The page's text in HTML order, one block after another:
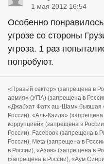
1 мая 2012 16:54
Особенно
угрозе со стороны
угроза. 1 раз
попробуют.
«Правый сектор» (запрещена в
армия» (УПА) (запрещена в
«Джабхат Фатх аш-Шам» бывшая
России), «Аль-Каида»
коррупцией» (запрещена в
России), Facebook (запрещена в
России), Meta (запрещена в
в России), «Азов» (запрещена в
(запрещена в России), «Аум